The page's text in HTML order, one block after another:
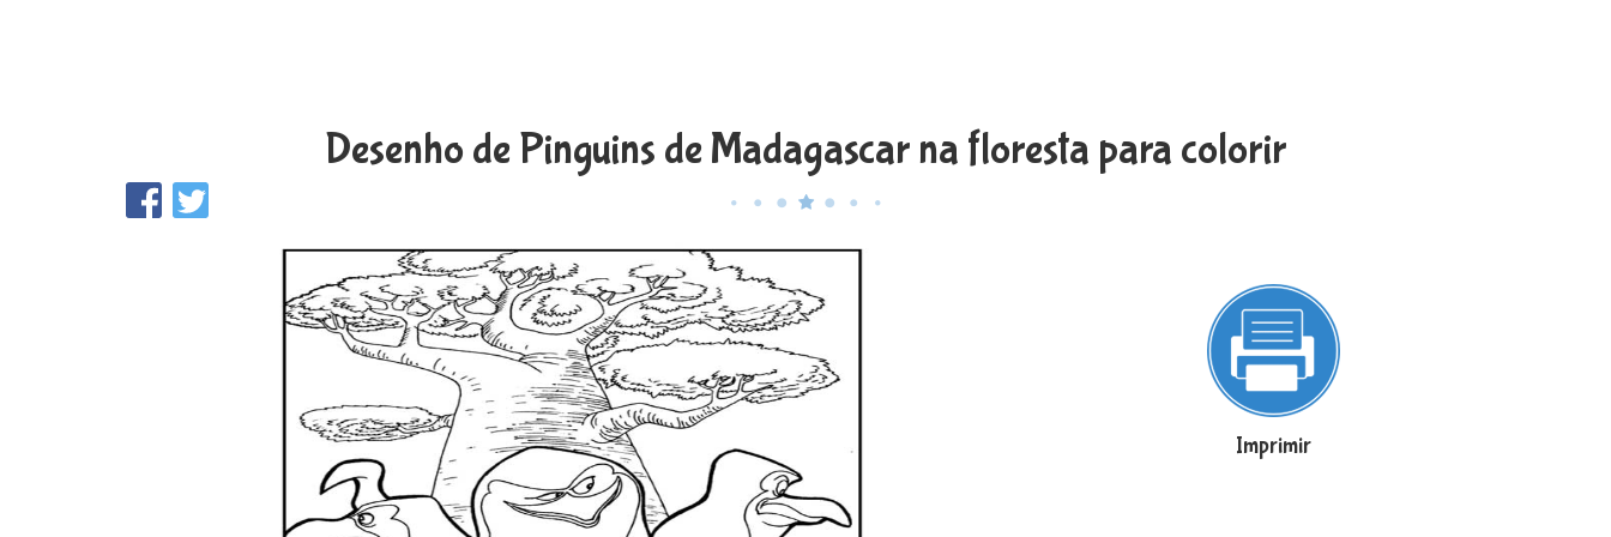
Desenho de Pinguins de Madagascar na floresta para colorir
Imprimir